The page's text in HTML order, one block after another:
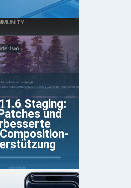
Staging:
und